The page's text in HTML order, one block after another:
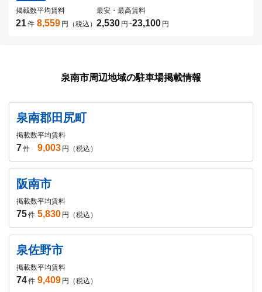
掲載数
21件
平均賃料
8,559 円（税込）
最安・最高賃料
2,530 円~23,100 円
泉南市周辺地域の駐車場掲載情報
泉南郡田尻町
掲載数
7件
平均賃料
9,003 円（税込）
阪南市
掲載数
75件
平均賃料
5,830 円（税込）
泉佐野市
掲載数
74件
平均賃料
9,409 円（税込）